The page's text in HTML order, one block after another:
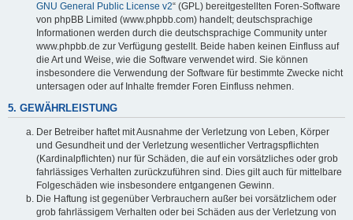
GNU General Public License v2“ (GPL) bereitgestellten Foren-Software
von phpBB Limited (www.phpbb.com) handelt; deutschsprachige
Informationen werden durch die deutschsprachige Community unter
www.phpbb.de zur Verfügung gestellt. Beide haben keinen Einfluss auf
die Art und Weise, wie die Software verwendet wird. Sie können
insbesondere die Verwendung der Software für bestimmte Zwecke nicht
untersagen oder auf Inhalte fremder Foren Einfluss nehmen.
5. GEWÄHRLEISTUNG
Der Betreiber haftet mit Ausnahme der Verletzung von Leben, Körper
und Gesundheit und der Verletzung wesentlicher Vertragspflichten
(Kardinalpflichten) nur für Schäden, die auf ein vorsätzliches oder grob
fahrlässiges Verhalten zurückzuführen sind. Dies gilt auch für mittelbare
Folgeschäden wie insbesondere entgangenen Gewinn.
Die Haftung ist gegenüber Verbrauchern außer bei vorsätzlichem oder
grob fahrlässigem Verhalten oder bei Schäden aus der Verletzung von